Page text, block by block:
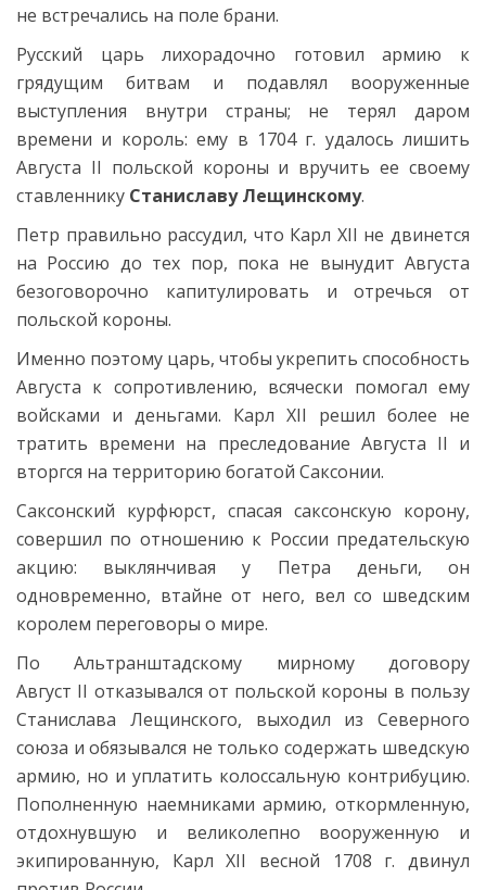
не встречались на поле брани.
Русский царь лихорадочно готовил армию к
грядущим битвам и подавлял вооруженные
выступления внутри страны; не терял даром
времени и король: ему в 1704 г. удалось лишить
Августа II польской короны и вручить ее своему
ставленнику Станиславу Лещинскому.
Петр правильно рассудил, что Карл XII не двинется
на Россию до тех пор, пока не вынудит Августа
безоговорочно капитулировать и отречься от
польской короны.
Именно поэтому царь, чтобы укрепить способность
Августа к сопротивлению, всячески помогал ему
войсками и деньгами. Карл XII решил более не
тратить времени на преследование Августа II и
вторгся на территорию богатой Саксонии.
Саксонский курфюрст, спасая саксонскую корону,
совершил по отношению к России предательскую
акцию: выклянчивая у Петра деньги, он
одновременно, втайне от него, вел со шведским
королем переговоры о мире.
По Альтранштадскому мирному договору
Август II отказывался от польской короны в пользу
Станислава Лещинского, выходил из Северного
союза и обязывался не только содержать шведскую
армию, но и уплатить колоссальную контрибуцию.
Пополненную наемниками армию, откормленную,
отдохнувшую и великолепно вооруженную и
экипированную, Карл XII весной 1708 г. двинул